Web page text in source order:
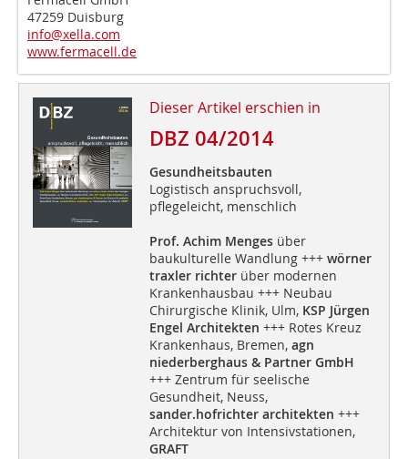
47259 Duisburg
info@xella.com
www.fermacell.de
Dieser Artikel erschien in
DBZ 04/2014
Gesundheitsbauten
Logistisch anspruchsvoll,
pflegeleicht, menschlich
Prof. Achim Menges über
baukulturelle Wandlung +++ wörner
traxler richterüber modernen
Krankenhausbau +++ Neubau
Chirurgische Klinik, Ulm, KSP Jürgen
Engel Architekten +++ Rotes Kreuz
Krankenhaus, Bremen, agn
niederberghaus & Partner GmbH
+++ Zentrum für seelische
Gesundheit, Neuss,
sander.hofrichter architekten +++
Architektur von Intensivstationen,
GRAFT